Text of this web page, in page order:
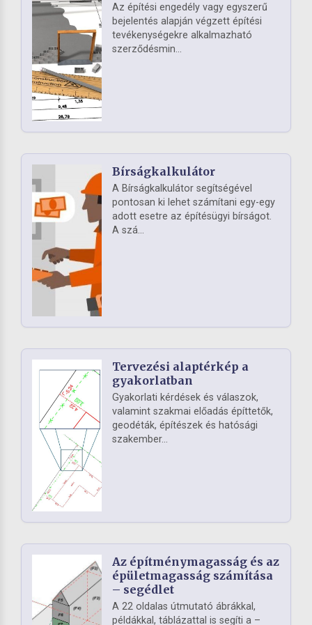
Az építési engedély vagy egyszerű
bejelentés alapján végzett építési
tevékenységekre alkalmazható
szerződésmin...
Bírságkalkulátor
A Bírságkalkulátor segítségével
pontosan ki lehet számítani egy-egy
adott esetre az építésügyi bírságot.
A szá...
Tervezési alaptérkép a
gyakorlatban
Gyakorlati kérdések és válaszok,
valamint szakmai előadás építtetők,
geodéták, építészek és hatósági
szakember...
Az építménymagasság és az
épületmagasság számítása
– segédlet
A 22 oldalas útmutató ábrákkal,
példákkal, táblázattal is segíti a –